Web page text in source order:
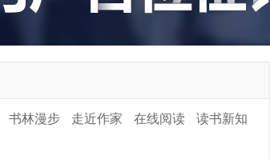
书林漫步 走近作家 在线阅读
读书新知